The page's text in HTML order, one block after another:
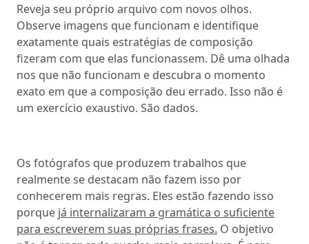
Reveja seu próprio arquivo com novos olhos.
Observe imagens que funcionam e identifique
exatamente quais estratégias de composição
fizeram com que elas funcionassem. Dê uma olhada
nos que não funcionam e descubra o momento
exato em que a composição deu errado. Isso não é
um exercício exaustivo. São dados.
Os fotógrafos que produzem trabalhos que
realmente se destacam não fazem isso por
conhecerem mais regras. Eles estão fazendo isso
porque já internalizaram a gramática o suficiente
para escreverem suas próprias frases. O objetivo